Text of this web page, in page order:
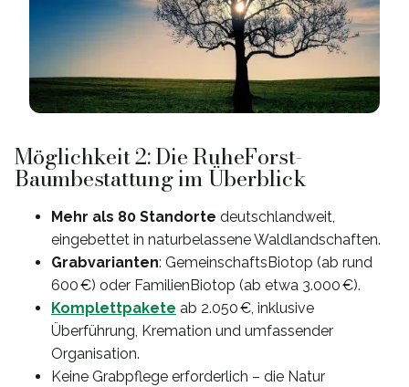
Möglichkeit 2: Die RuheForst-
Baumbestattung im Überblick
Mehr als 80 Standorte deutschlandweit,
eingebettet in naturbelassene Waldlandschaften.
Grabvarianten: GemeinschaftsBiotop (ab rund
600 €) oder FamilienBiotop (ab etwa 3.000 €).
Komplettpakete ab 2.050 €, inklusive
Überführung, Kremation und umfassender
Organisation.
Keine Grabpflege erforderlich – die Natur